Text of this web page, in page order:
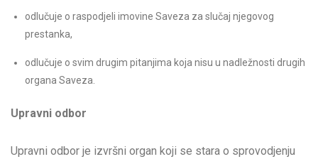
odlučuje o raspodjeli imovine Saveza za slučaj njegovog
prestanka,
odlučuje o svim drugim pitanjima koja nisu u nadležnosti drugih
organa Saveza.
Upravni odbor
Upravni odbor je izvršni organ koji se stara o sprovodjenju